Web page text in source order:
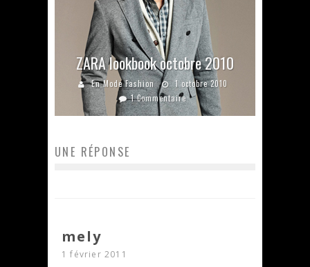
ZARA lookbook octobre 2010
En Mode Fashion
1 octobre 2010
1 Commentaire
UNE RÉPONSE
mely
1 février 2011